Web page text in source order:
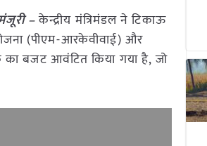
–केन्द्रीय मंत्रिमंडल ने टिकाऊ
(पीएम-आरकेवीवाई) और
बजट आवंटित किया गया है, जो